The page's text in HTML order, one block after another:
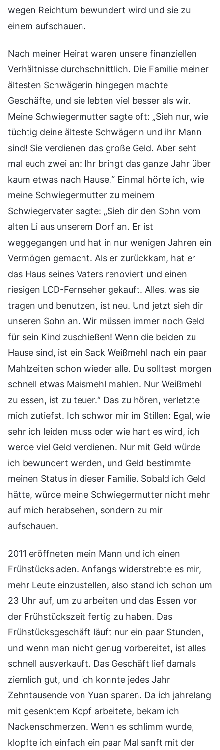
wegen Reichtum bewundert wird und sie zu
einem aufschauen.
Nach meiner Heirat waren unsere finanziellen
Verhältnisse durchschnittlich. Die Familie meiner
ältesten Schwägerin hingegen machte
Geschäfte, und sie lebten viel besser als wir.
Meine Schwiegermutter sagte oft: „Sieh nur, wie
tüchtig deine älteste Schwägerin und ihr Mann
sind! Sie verdienen das große Geld. Aber seht
mal euch zwei an: Ihr bringt das ganze Jahr über
kaum etwas nach Hause.“ Einmal hörte ich, wie
meine Schwiegermutter zu meinem
Schwiegervater sagte: „Sieh dir den Sohn vom
alten Li aus unserem Dorf an. Er ist
weggegangen und hat in nur wenigen Jahren ein
Vermögen gemacht. Als er zurückkam, hat er
das Haus seines Vaters renoviert und einen
riesigen LCD-Fernseher gekauft. Alles, was sie
tragen und benutzen, ist neu. Und jetzt sieh dir
unseren Sohn an. Wir müssen immer noch Geld
für sein Kind zuschießen! Wenn die beiden zu
Hause sind, ist ein Sack Weißmehl nach ein paar
Mahlzeiten schon wieder alle. Du solltest morgen
schnell etwas Maismehl mahlen. Nur Weißmehl
zu essen, ist zu teuer.“ Das zu hören, verletzte
mich zutiefst. Ich schwor mir im Stillen: Egal, wie
sehr ich leiden muss oder wie hart es wird, ich
werde viel Geld verdienen. Nur mit Geld würde
ich bewundert werden, und Geld bestimmte
meinen Status in dieser Familie. Sobald ich Geld
hätte, würde meine Schwiegermutter nicht mehr
auf mich herabsehen, sondern zu mir
aufschauen.
2011 eröffneten mein Mann und ich einen
Frühstücksladen. Anfangs widerstrebte es mir,
mehr Leute einzustellen, also stand ich schon um
23 Uhr auf, um zu arbeiten und das Essen vor
der Frühstückszeit fertig zu haben. Das
Frühstücksgeschäft läuft nur ein paar Stunden,
und wenn man nicht genug vorbereitet, ist alles
schnell ausverkauft. Das Geschäft lief damals
ziemlich gut, und ich konnte jedes Jahr
Zehntausende von Yuan sparen. Da ich jahrelang
mit gesenktem Kopf arbeitete, bekam ich
Nackenschmerzen. Wenn es schlimm wurde,
klopfte ich einfach ein paar Mal sanft mit der